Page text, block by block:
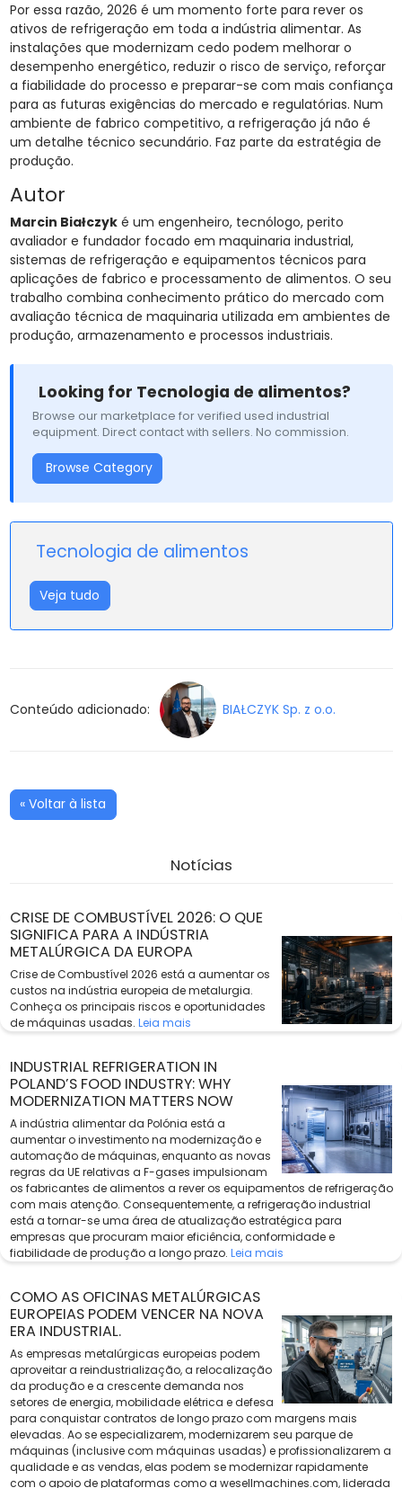
Por essa razão, 2026 é um momento forte para rever os
ativos de refrigeração em toda a indústria alimentar. As
instalações que modernizam cedo podem melhorar o
desempenho energético, reduzir o risco de serviço, reforçar
a fiabilidade do processo e preparar-se com mais confiança
para as futuras exigências do mercado e regulatórias. Num
ambiente de fabrico competitivo, a refrigeração já não é
um detalhe técnico secundário. Faz parte da estratégia de
produção.
Autor
Marcin Białczyké um engenheiro, tecnólogo, perito
avaliador e fundador focado em maquinaria industrial,
sistemas de refrigeração e equipamentos técnicos para
aplicações de fabrico e processamento de alimentos. O seu
trabalho combina conhecimento prático do mercado com
avaliação técnica de maquinaria utilizada em ambientes de
produção, armazenamento e processos industriais.
Looking for Tecnologia de alimentos?
Browse our marketplace for verified used industrial
equipment. Direct contact with sellers. No commission.
Browse Category
Tecnologia de alimentos
Veja tudo
Conteúdo adicionado: BIAŁCZYK Sp. z o.o.
« Voltar à lista
Notícias
CRISE DE COMBUSTÍVEL 2026: O QUE
SIGNIFICA PARA A INDÚSTRIA
METALÚRGICA DA EUROPA
Crise de Combustível 2026 está a aumentar os
custos na indústria europeia de metalurgia.
Conheça os principais riscos e oportunidades
de máquinas usadas. Leia mais
INDUSTRIAL REFRIGERATION IN
POLAND’S FOOD INDUSTRY: WHY
MODERNIZATION MATTERS NOW
A indústria alimentar da Polónia está a
aumentar o investimento na modernização e
automação de máquinas, enquanto as novas
regras da UE relativas a F-gases impulsionam
os fabricantes de alimentos a rever os equipamentos de refrigeração
com mais atenção. Consequentemente, a refrigeração industrial
está a tornar-se uma área de atualização estratégica para
empresas que procuram maior eficiência, conformidade e
fiabilidade de produção a longo prazo. Leia mais
COMO AS OFICINAS METALÚRGICAS
EUROPEIAS PODEM VENCER NA NOVA
ERA INDUSTRIAL.
As empresas metalúrgicas europeias podem
aproveitar a reindustrialização, a relocalização
da produção e a crescente demanda nos
setores de energia, mobilidade elétrica e defesa
para conquistar contratos de longo prazo com margens mais
elevadas. Ao se especializarem, modernizarem seu parque de
máquinas (inclusive com máquinas usadas) e profissionalizarem a
qualidade e as vendas, elas podem se modernizar rapidamente
com o apoio de plataformas como a wesellmachines.com, liderada